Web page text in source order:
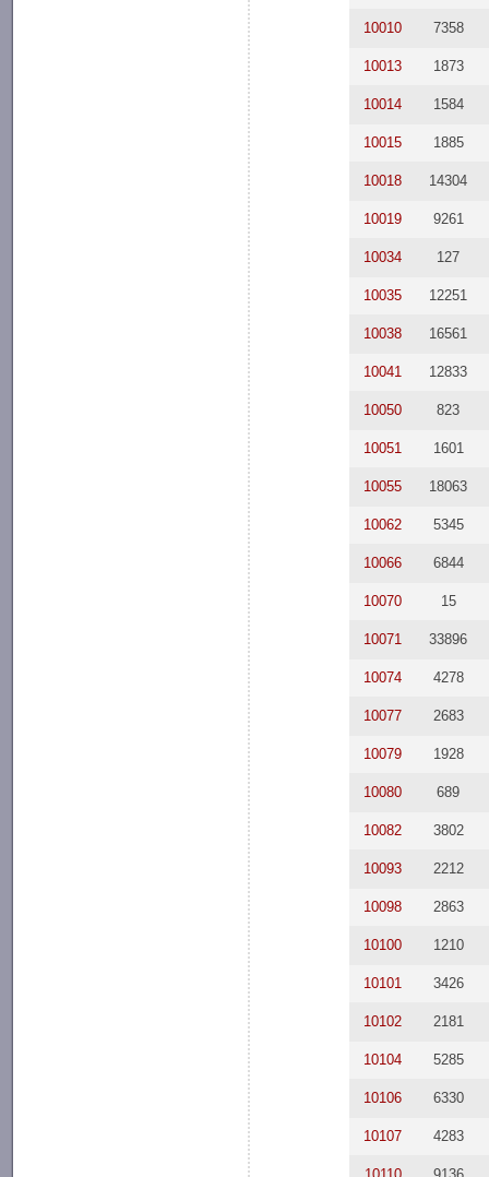
10010 7358
10013 1873
10014 1584
10015 1885
10018 14304
10019 9261
10034 127
10035 12251
10038 16561
10041 12833
10050 823
10051 1601
10055 18063
10062 5345
10066 6844
10070 15
10071 33896
10074 4278
10077 2683
10079 1928
10080 689
10082 3802
10093 2212
10098 2863
10100 1210
10101 3426
10102 2181
10104 5285
10106 6330
10107 4283